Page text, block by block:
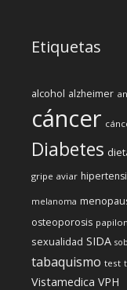
Etiquetas
alcohol alzheimer
cáncer
Diabetes
gripe aviar
melanoma
osteoporosis
sexualidad SIDA
tabaquismo test
Vistamedica VPH